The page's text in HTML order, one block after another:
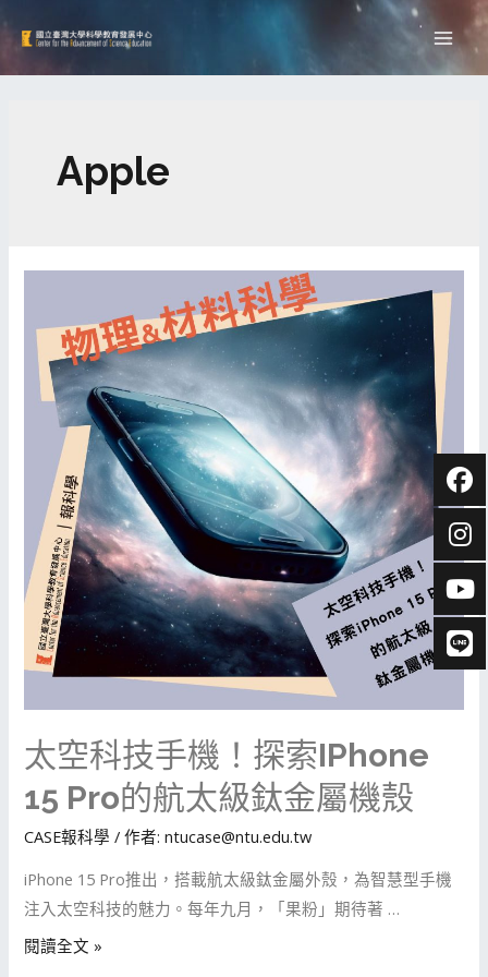
Apple
太空科技手機！探索iPhone
15 Pro的航太級鈦金屬機殼
CASE報科學 / 作者:ntucase@ntu.edu.tw
iPhone 15 Pro推出，搭載航太級鈦金屬外殼，為智慧型手機
注入太空科技的魅力。每年九月，「果粉」期待著 …
閱讀全文 »